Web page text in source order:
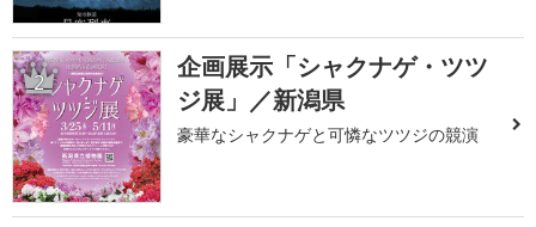
2
企画展示「シャクナゲ・ツツ
ジ展」／新潟県
豪華なシャクナゲと可憐なツツジの競演